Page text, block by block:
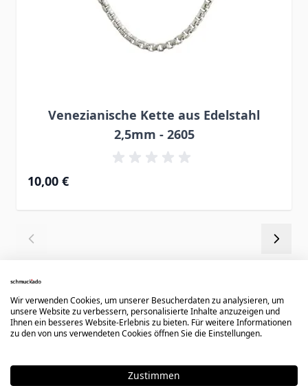
Venezianische Kette aus Edelstahl
2,5mm - 2605
10,00 €
Könnte dir auch gefallen
Press to skip carousel
Wir verwenden Cookies, um unserer Besucherdaten zu analysieren, um
unsere Website zu verbessern, personalisierte Inhalte anzuzeigen und
Ihnen ein besseres Website-Erlebnis zu bieten. Für weitere Informationen
zu den von uns verwendeten Cookies öffnen Sie die Einstellungen.
Zustimmen